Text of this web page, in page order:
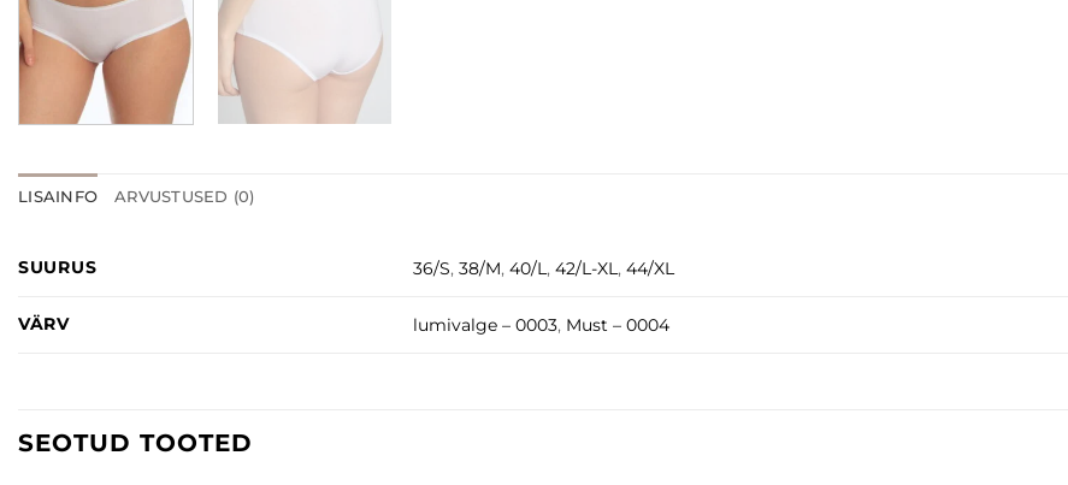
LISAINFO ARVUSTUSED (0)
SUURUS 36/S,38/M,40/L,42/L-XL,44/XL
VÄRV lumivalge – 0003, Must – 0004
SEOTUD TOOTED